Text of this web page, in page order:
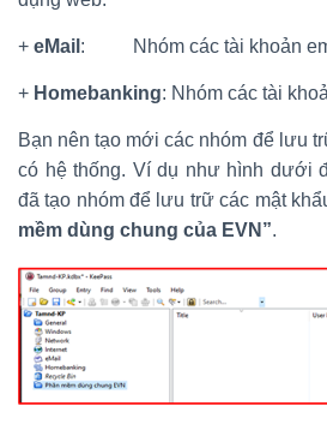
+ eMail : Nhóm các tài khoản
+ Homebanking: Nhóm các tài
Bạn nên tạo mới các nhóm để lưu
có hệ thống. Ví dụ như hình dưới
đã tạo nhóm để lưu trữ các mật
mềm dùng chung của EVN”.